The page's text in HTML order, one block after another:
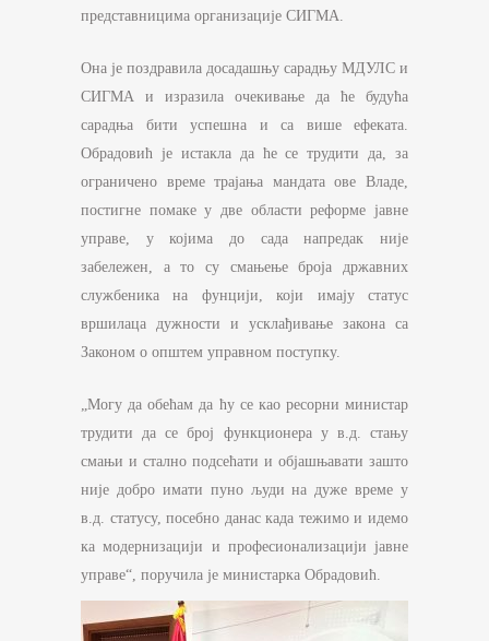
представницима организације СИГМА.
Она је поздравила досадашњу сарадњу МДУЛС и
СИГМА и изразила очекивање да ће будућа
сарадња бити успешна и са више ефеката.
Обрадовић је истакла да ће се трудити да, за
ограничено време трајања мандата ове Владе,
постигне помаке у две области реформе јавне
управе, у којима до сада напредак није
забележен, а то су смањење броја државних
службеника на фунцији, који имају статус
вршилаца дужности и усклађивање закона са
Законом о општем управном поступку.
„Могу да обећам да ћу се као ресорни министар
трудити да се број функционера у в.д. стању
смањи и стално подсећати и објашњавати зашто
није добро имати пуно људи на дуже време у
в.д. статусу, посебно данас када тежимо и идемо
ка модернизацији и професионализацији јавне
управе“, поручила је министарка Обрадовић.